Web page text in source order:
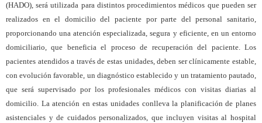
(HADO), será utilizada para distintos procedimientos médicos que pueden ser
realizados en el domicilio del paciente por parte del personal sanitario,
proporcionando una atención especializada, segura y eficiente, en un entorno
domiciliario, que beneficia el proceso de recuperación del paciente. Los
pacientes atendidos a través de estas unidades, deben ser clínicamente estable,
con evolución favorable, un diagnóstico establecido y un tratamiento pautado,
que será supervisado por los profesionales médicos con visitas diarias al
domicilio. La atención en estas unidades conlleva la planificación de planes
asistenciales y de cuidados personalizados, que incluyen visitas al hospital